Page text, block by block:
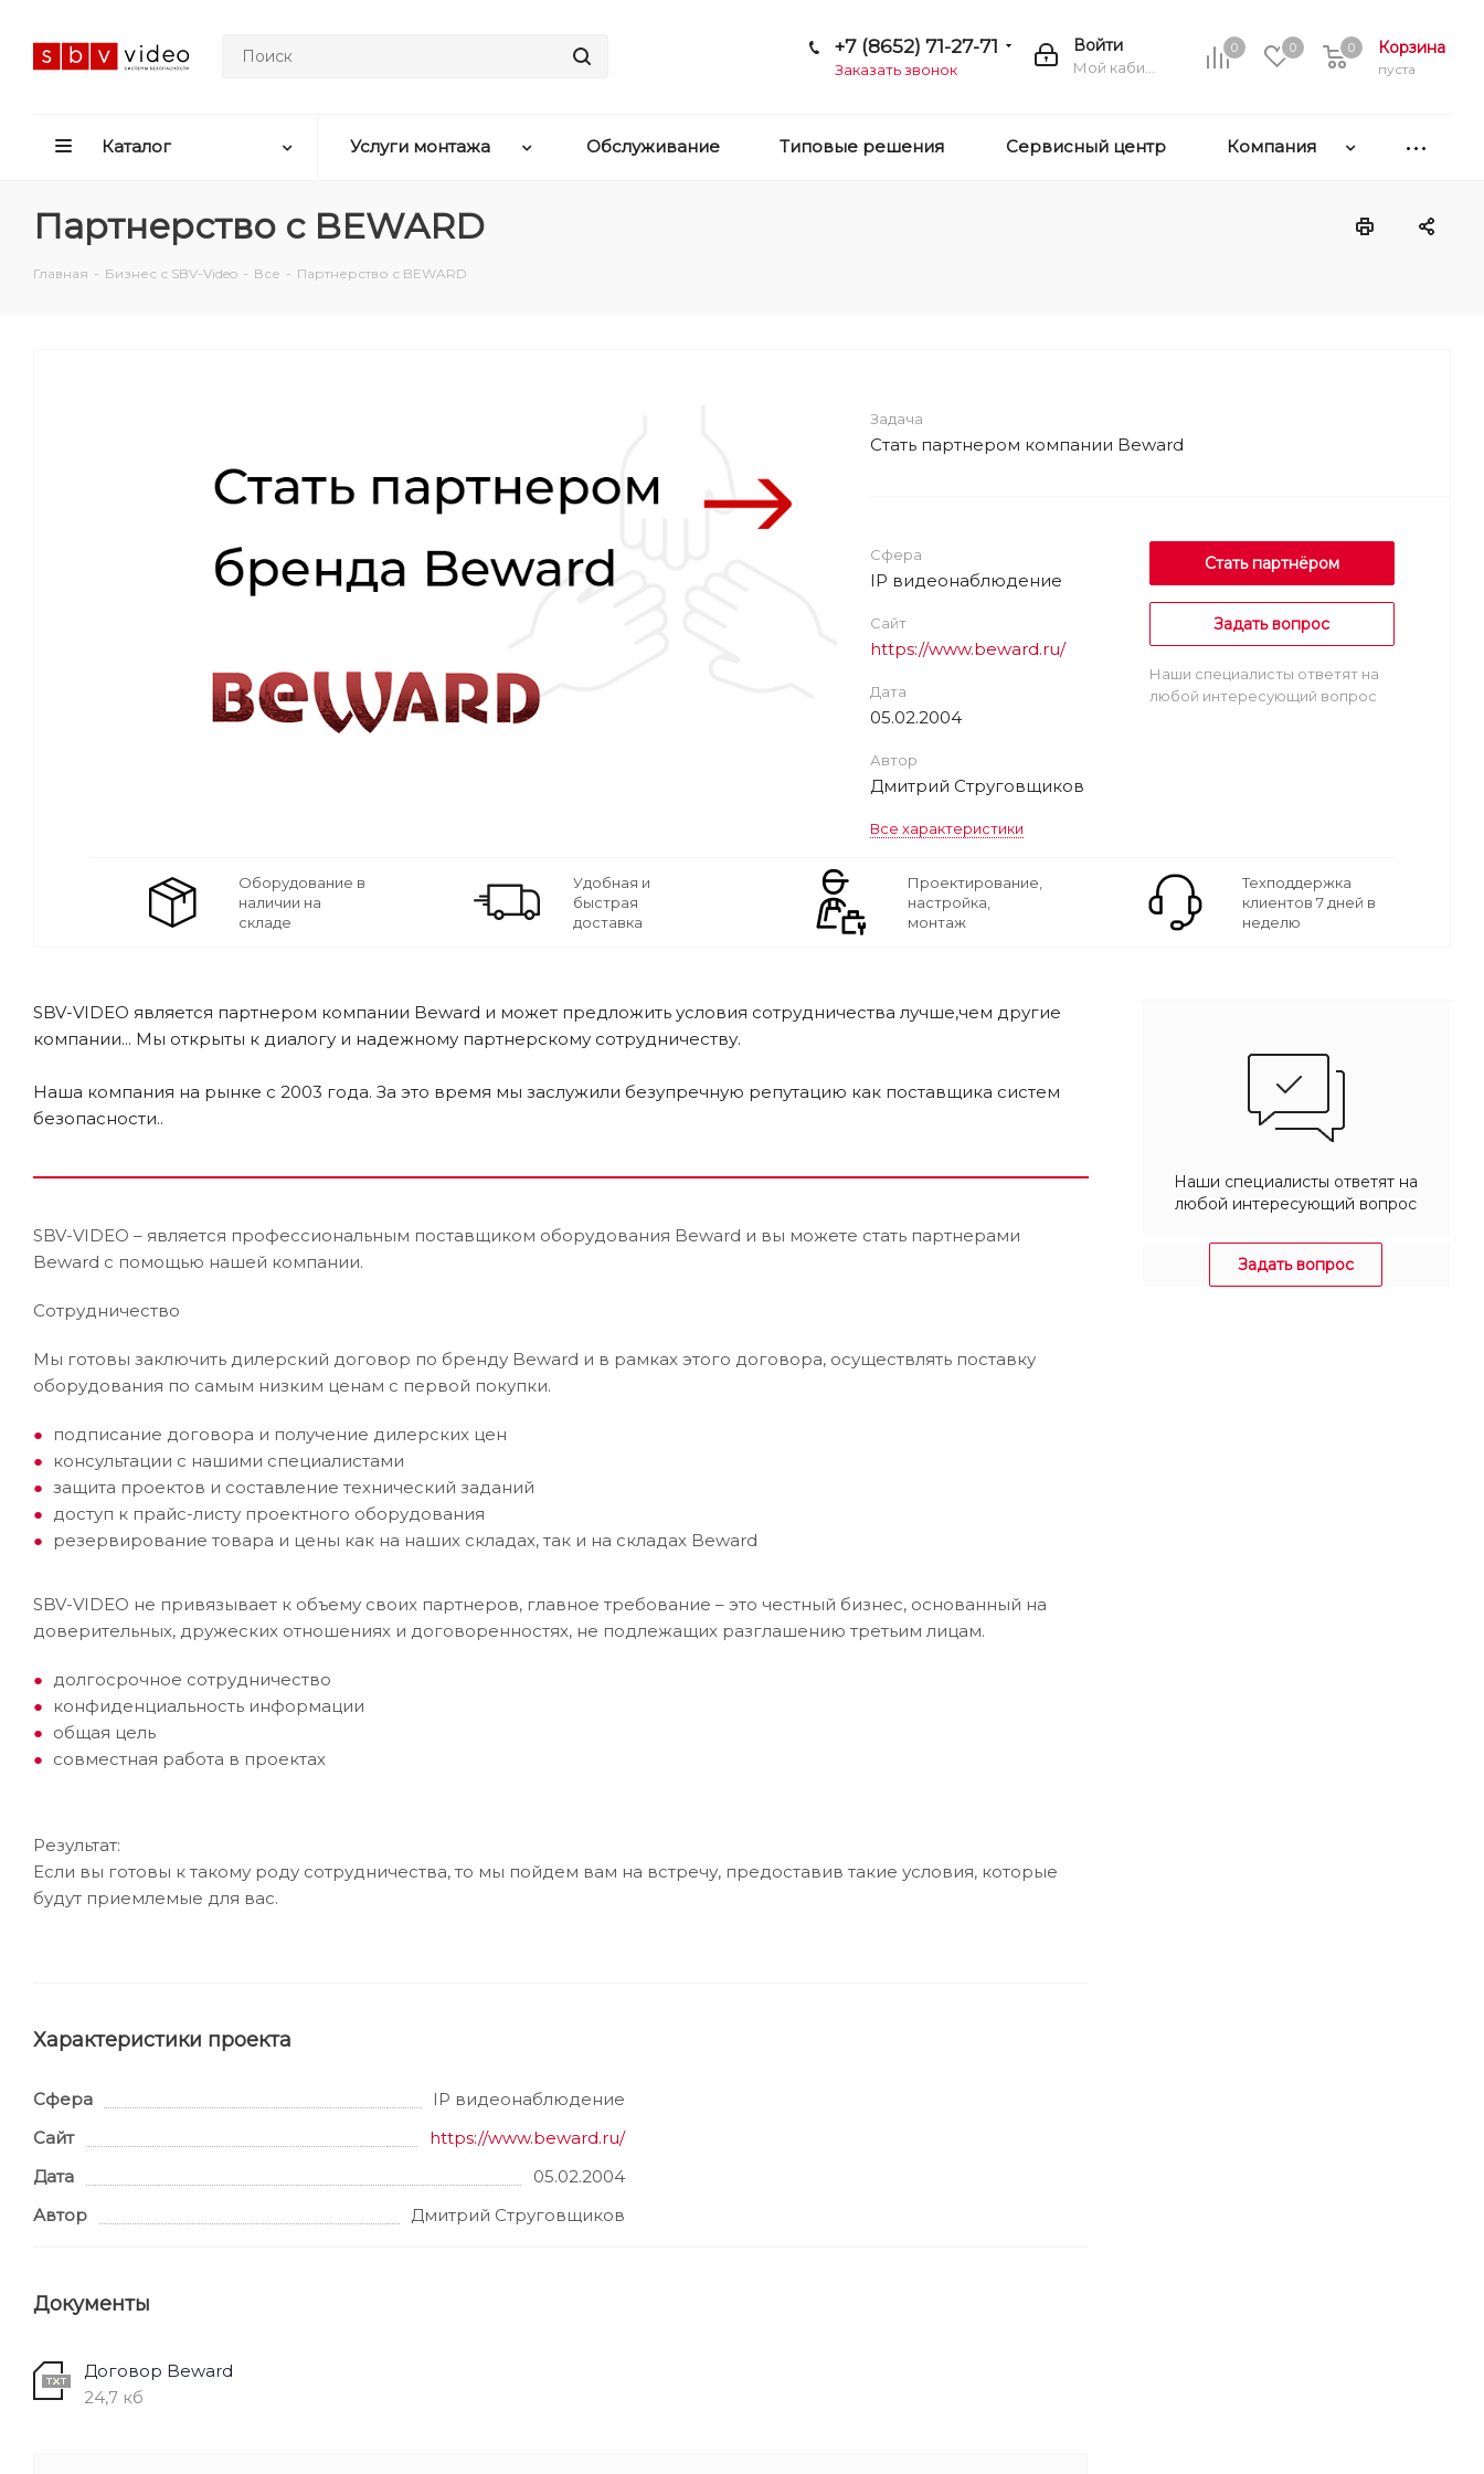
0 0 Корзина
пуста
0
Войти
+7 (8652) 71-27-71
Заказать звонок
Каталог Услуги монтажа Обслуживание Типовые решения Сервисный центр Компания
Партнерство с BEWARD
Главная - Бизнес с SBV-Video - Все - Партнерство с BEWARD
Задача
Стать партнером компании Beward
Сфера
IP видеонаблюдение
Сайт
https://www.beward.ru/
Дата
05.02.2004
Автор
Дмитрий Струговщиков
Все характеристики
Стать партнёром
Задать вопрос
Наши специалисты ответят на
любой интересующий вопрос
Оборудование в
наличии на
складе
Удобная и
быстрая
доставка
Проектирование,
настройка,
монтаж
Техподдержка
клиентов 7 дней в
неделю
SBV-VIDEO является партнером компании Beward и может предложить условия сотрудничества лучше,чем другие
компании... Мы открыты к диалогу и надежному партнерскому сотрудничеству.
Наша компания на рынке c 2003 года. За это время мы заслужили безупречную репутацию как поставщика систем
безопасности..
SBV-VIDEO – является профессиональным поставщиком оборудования Beward и вы можете стать партнерами
Beward с помощью нашей компании.
Сотрудничество
Мы готовы заключить дилерский договор по бренду Beward и в рамках этого договора, осуществлять поставку
оборудования по самым низким ценам с первой покупки.
подписание договора и получение дилерских цен
консультации с нашими специалистами
защита проектов и составление технический заданий
доступ к прайс-листу проектного оборудования
резервирование товара и цены как на наших складах, так и на складах Beward
SBV-VIDEO не привязывает к объему своих партнеров, главное требование – это честный бизнес, основанный на
доверительных, дружеских отношениях и договоренностях, не подлежащих разглашению третьим лицам.
долгосрочное сотрудничество
конфиденциальность информации
общая цель
совместная работа в проектах
Результат:
Если вы готовы к такому роду сотрудничества, то мы пойдем вам на встречу, предоставив такие условия, которые
будут приемлемые для вас.
Характеристики проекта
Сфера
IP видеонаблюдение
Сайт
https://www.beward.ru/
Дата
05.02.2004
Автор
Дмитрий Струговщиков
Документы
Договор Beward
24,7 кб
Наши специалисты ответят на
любой интересующий вопрос
Задать вопрос